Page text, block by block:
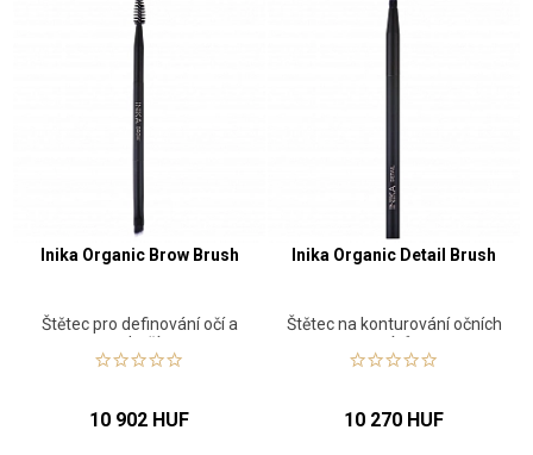
Inika Organic Brow Brush
Štětec pro definování očí a
obočí
10 902 HUF
Inika Organic Detail Brush
Štětec na konturování očních
stínů
10 270 HUF